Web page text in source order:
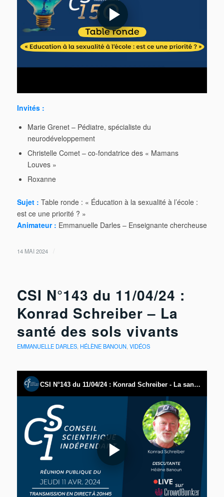
Invités :
Marie Grenet – Pédiatre, spécialiste du
neurodéveloppement
Christelle Comet – co-fondatrice des « Mamans
Louves »
Roxanne
Sujet : Table ronde : « Éducation à la sexualité à l’école :
est ce une priorité ? »
Animateur : Emmanuelle Darles – Enseignante chercheuse
14 MAI 2024 /
CSI N°143 du 11/04/24 :
Konrad Schreiber – La
santé des sols vivants
EMMANUELLE DARLES, HÉLÈNE BANOUN, VIDÉOS